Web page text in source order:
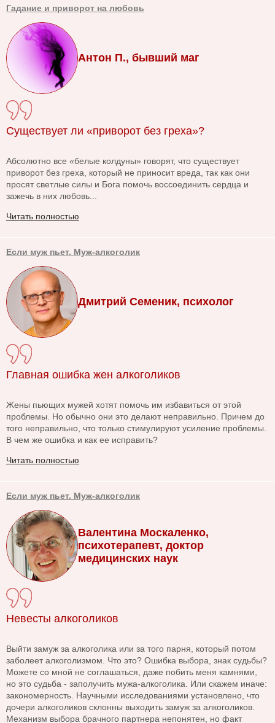
Гадание и приворот на любовь
Антон П., бывший маг
Существует ли «приворот без греха»?
Абсолютно все «белые колдуны» говорят, что существует
приворот без греха, который не приносит вреда, так как они
просят светлые силы и Бога помочь воссоединить сердца и
зажечь в них любовь...
Читать полностью
Если муж пьет. Муж-алкоголик
Дмитрий Семеник, психолог
Главная ошибка жен алкоголиков
Жены пьющих мужей хотят помочь им избавиться от этой
проблемы. Но обычно они это делают неправильно. Причем до
того неправильно, что только стимулируют усиление проблемы.
В чем же ошибка и как ее исправить?
Читать полностью
Если муж пьет. Муж-алкоголик
Валентина Москаленко,
психотерапевт, доктор
медицинских наук
Невесты алкоголиков
Выйти замуж за алкоголика или за того парня, который потом
заболеет алкоголизмом. Что это? Ошибка выбора, знак судьбы?
Можете со мной не соглашаться, даже побить меня камнями,
но это судьба - заполучить мужа-алкоголика. Или скажем иначе:
закономерность. Научными исследованиями установлено, что
дочери алкоголиков склонны выходить замуж за алкоголиков.
Механизм выбора брачного партнера непонятен, но факт